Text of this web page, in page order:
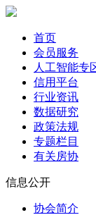
首页
会员服务
人工智能专
信用平台
行业资讯
数据研究
政策法规
专题栏目
有关房协
信息公开
协会简介